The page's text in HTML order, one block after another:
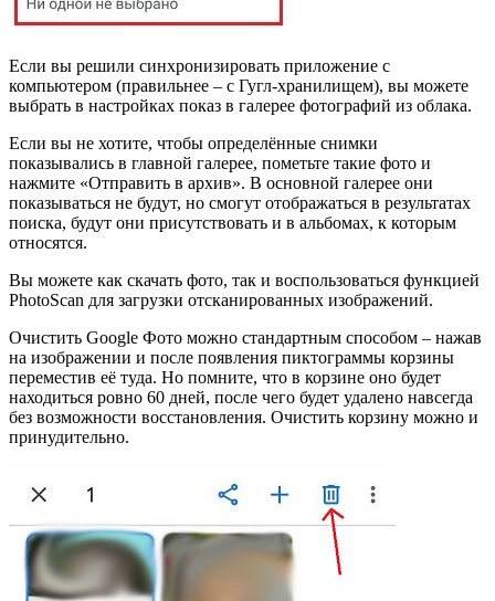
Если вы решили синхронизировать приложение с
компьютером (правильнее – с Гугл-хранилищем), вы можете
выбрать в настройках показ в галерее фотографий из облака.
Если вы не хотите, чтобы определённые снимки
показывались в главной галерее, пометьте такие фото и
нажмите «Отправить в архив». В основной галерее они
показываться не будут, но смогут отображаться в результатах
поиска, будут они присутствовать и в альбомах, к которым
относятся.
Вы можете как скачать фото, так и воспользоваться функцией
PhotoScan для загрузки отсканированных изображений.
Очистить Google Фото можно стандартным способом – нажав
на изображении и после появления пиктограммы корзины
переместив её туда. Но помните, что в корзине оно будет
находиться ровно 60 дней, после чего будет удалено навсегда
без возможности восстановления. Очистить корзину можно и
принудительно.